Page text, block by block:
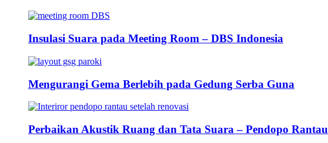
Insulasi Suara pada Meeting Room – DBS Indonesia
Mengurangi Gema Berlebih pada Gedung Serba Guna
Perbaikan Akustik Ruang dan Tata Suara – Pendopo Rantau